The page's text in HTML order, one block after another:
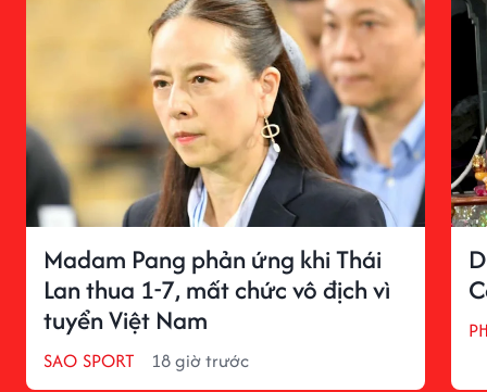
Madam Pang phản ứng khi Thái
Lan thua 1-7, mất chức vô địch vì
tuyển Việt Nam
SAO SPORT 18 giờ trước